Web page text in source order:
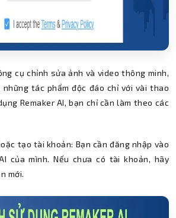
cụ chỉnh sửa ảnh và video thông minh,
tác phẩm độc đáo chỉ với vài thao
Remaker AI, bạn chỉ cần làm theo các
tạo tài khoản: Bạn cần đăng nhập vào
của mình. Nếu chưa có tài khoản, hãy
mới.